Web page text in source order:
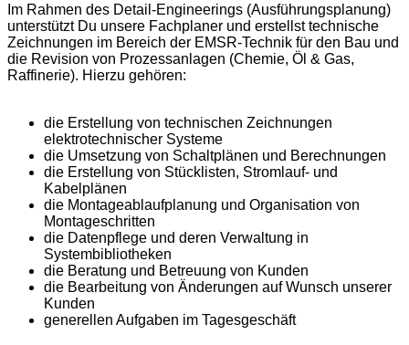
Im Rahmen des Detail-Engineerings (Ausführungsplanung)
unterstützt Du unsere Fachplaner und erstellst technische
Zeichnungen im Bereich der EMSR-Technik für den Bau und
die Revision von Prozessanlagen (Chemie, Öl & Gas,
Raffinerie). Hierzu gehören:
die Erstellung von technischen Zeichnungen
elektrotechnischer Systeme
die Umsetzung von Schaltplänen und Berechnungen
die Erstellung von Stücklisten, Stromlauf- und
Kabelplänen
die Montageablaufplanung und Organisation von
Montageschritten
die Datenpflege und deren Verwaltung in
Systembibliotheken
die Beratung und Betreuung von Kunden
die Bearbeitung von Änderungen auf Wunsch unserer
Kunden
generellen Aufgaben im Tagesgeschäft